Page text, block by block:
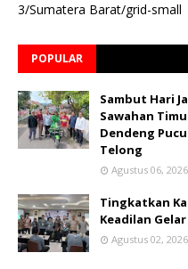
3/Sumatera Barat/grid-small
POPULAR
Sambut Hari
Sawahan
Dendeng
Telong
Agustus 06, 2026
Tingkatkan
Keadilan
Agustus 02, 2026